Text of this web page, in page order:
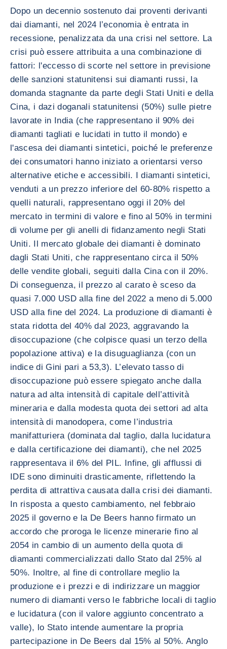
Dopo un decennio sostenuto dai proventi derivanti
dai diamanti, nel 2024 l’economia è entrata in
recessione, penalizzata da una crisi nel settore. La
crisi può essere attribuita a una combinazione di
fattori: l'eccesso di scorte nel settore in previsione
delle sanzioni statunitensi sui diamanti russi, la
domanda stagnante da parte degli Stati Uniti e della
Cina, i dazi doganali statunitensi (50%) sulle pietre
lavorate in India (che rappresentano il 90% dei
diamanti tagliati e lucidati in tutto il mondo) e
l'ascesa dei diamanti sintetici, poiché le preferenze
dei consumatori hanno iniziato a orientarsi verso
alternative etiche e accessibili. I diamanti sintetici,
venduti a un prezzo inferiore del 60-80% rispetto a
quelli naturali, rappresentano oggi il 20% del
mercato in termini di valore e fino al 50% in termini
di volume per gli anelli di fidanzamento negli Stati
Uniti. Il mercato globale dei diamanti è dominato
dagli Stati Uniti, che rappresentano circa il 50%
delle vendite globali, seguiti dalla Cina con il 20%.
Di conseguenza, il prezzo al carato è sceso da
quasi 7.000 USD alla fine del 2022 a meno di 5.000
USD alla fine del 2024. La produzione di diamanti è
stata ridotta del 40% dal 2023, aggravando la
disoccupazione (che colpisce quasi un terzo della
popolazione attiva) e la disuguaglianza (con un
indice di Gini pari a 53,3). L’elevato tasso di
disoccupazione può essere spiegato anche dalla
natura ad alta intensità di capitale dell’attività
mineraria e dalla modesta quota dei settori ad alta
intensità di manodopera, come l’industria
manifatturiera (dominata dal taglio, dalla lucidatura
e dalla certificazione dei diamanti), che nel 2025
rappresentava il 6% del PIL. Infine, gli afflussi di
IDE sono diminuiti drasticamente, riflettendo la
perdita di attrattiva causata dalla crisi dei diamanti.
In risposta a questo cambiamento, nel febbraio
2025 il governo e la De Beers hanno firmato un
accordo che proroga le licenze minerarie fino al
2054 in cambio di un aumento della quota di
diamanti commercializzati dallo Stato dal 25% al
50%. Inoltre, al fine di controllare meglio la
produzione e i prezzi e di indirizzare un maggior
numero di diamanti verso le fabbriche locali di taglio
e lucidatura (con il valore aggiunto concentrato a
valle), lo Stato intende aumentare la propria
partecipazione in De Beers dal 15% al 50%. Anglo